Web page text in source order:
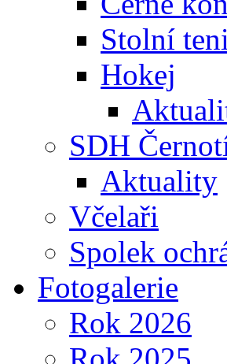
Stolní
Hokej
SDH
Aktuality
Včelaři
Spolek
Fotogalerie
Rok 2026